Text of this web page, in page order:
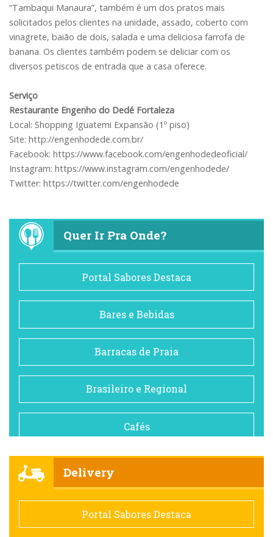
“Tambaqui Manaura”, também é um dos pratos mais
solicitados pelos clientes na unidade, assado, coberto com
vinagrete, baião de dois, salada e uma deliciosa farrofa de
banana. Os clientes também podem se deliciar com os
diversos petiscos de entrada que a casa oferece.
Serviço
Restaurante Engenho do Dedé Fortaleza
Local: Shopping Iguatemi Expansão (1º piso)
Site: http://engenhodede.com.br/
Facebook: https://www.facebook.com/engenhodedeoficial/
Instagram: https://www.instagram.com/engenhodede/
Twitter: https://twitter.com/engenhodede
Quer Ir Pra Onde?
Portal Sabores Destaca
Bares e Bebidas
Barracas de Praia
Brasileiro e Regional
Cafés
Comida saudável
Delivery
Portal Sabores Destaca